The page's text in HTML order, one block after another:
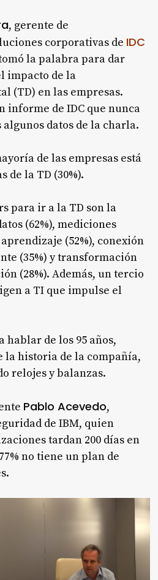
, gerente de
corporativas de IDC
la palabra para dar
impacto de la
(TD) en las empresas.
informe de IDC que nunca
datos de la charla.
de las empresas está
de la TD (30%).
para ir a la TD son la
(62%), mediciones
(52%), conexión
(35%) y transformación
(28%). Además, un tercio
a TI que impulse el
hablar de los 95 años,
la historia de la compañía,
relojes y balanzas.
Pablo Acevedo,
de IBM, quien
tardan 200 días en
no tiene un plan de